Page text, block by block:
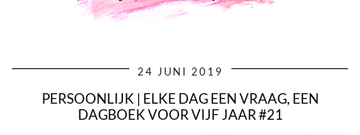
24 JUNI 2019
PERSOONLIJK | ELKE DAG EEN VRAAG, EEN
DAGBOEK VOOR VIJF JAAR #21